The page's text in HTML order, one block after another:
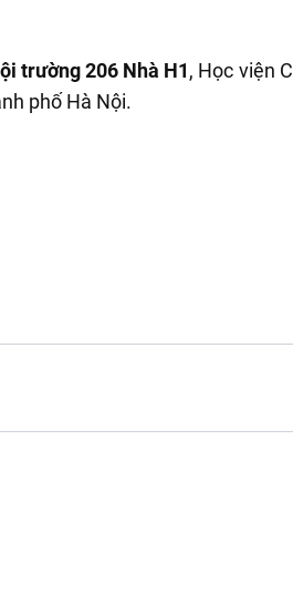
trường 206 Nhà H1, Học viện
phố Hà Nội.